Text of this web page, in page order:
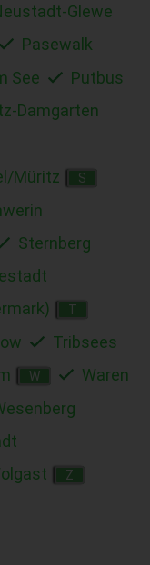
Glewe
Pasewalk
See Putbus
Damgarten
Müritz S
Sternberg
T
Tribsees
W
Waren
Z